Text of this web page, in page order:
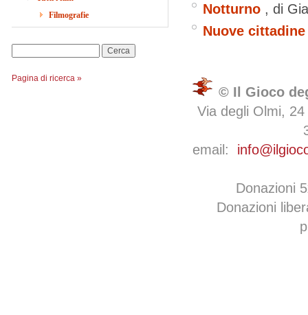
Filmografie
Pagina di ricerca »
Notturno , di
Nuove cittadine
© Il Gioco
Via degli Olmi,
email:
Donazioni
Donazioni